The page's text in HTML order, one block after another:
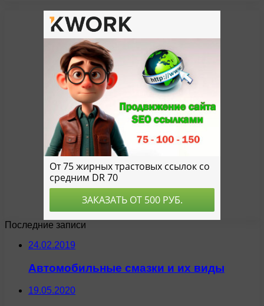
Последние записи
24.02.2019
Автомобильные смазки и их виды
19.05.2020